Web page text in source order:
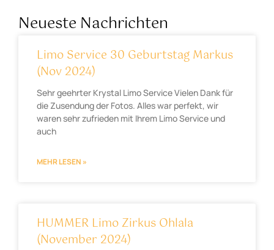
Neueste Nachrichten
Limo Service 30 Geburtstag Markus
(Nov 2024)
Sehr geehrter Krystal Limo Service Vielen Dank für
die Zusendung der Fotos. Alles war perfekt, wir
waren sehr zufrieden mit Ihrem Limo Service und
auch
MEHR LESEN »
HUMMER Limo Zirkus Ohlala
(November 2024)